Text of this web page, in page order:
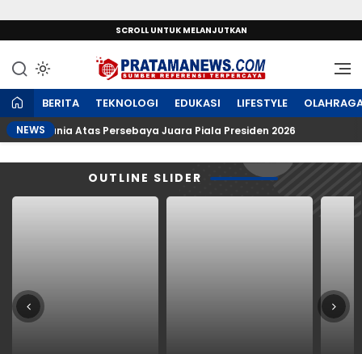
SCROLL UNTUK MELANJUTKAN
PratamaNews.com
Sumber Referensi Terpercaya
BERITA TEKNOLOGI EDUKASI LIFESTYLE
NEWS
Mania Atas Persebaya Juara Piala Presiden 2026
OUTLINE SLIDER